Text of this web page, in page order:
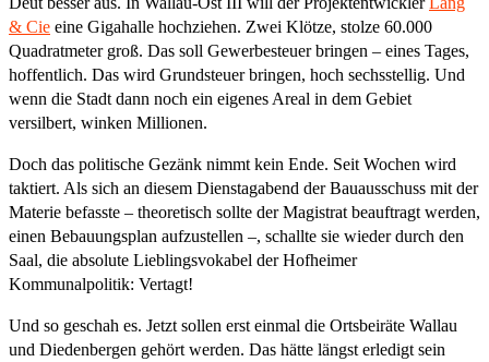
& Cie eine Gigahalle hochziehen. Zwei Klötze, stolze 60.000
Quadratmeter groß. Das soll Gewerbesteuer bringen – eines Tages,
hoffentlich. Das wird Grundsteuer bringen, hoch sechsstellig. Und
wenn die Stadt dann noch ein eigenes Areal in dem Gebiet
versilbert, winken Millionen.
Doch das politische Gezänk nimmt kein Ende. Seit Wochen wird
taktiert. Als sich an diesem Dienstagabend der Bauausschuss mit der
Materie befasste – theoretisch sollte der Magistrat beauftragt werden,
einen Bebauungsplan aufzustellen –, schallte sie wieder durch den
Saal, die absolute Lieblingsvokabel der Hofheimer
Kommunalpolitik: Vertagt!
Und so geschah es. Jetzt sollen erst einmal die Ortsbeiräte Wallau
und Diedenbergen gehört werden. Das hätte längst erledigt sein